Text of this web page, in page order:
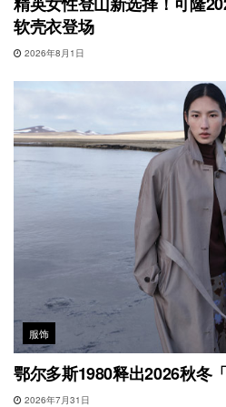
软壳衣登场
2026年8月1日
服饰
鄂尔多斯1980释出2026秋冬
2026年7月31日